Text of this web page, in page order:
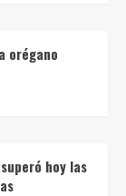
orégano
hoy las